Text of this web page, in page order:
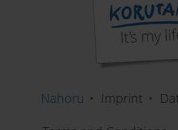
Nahoru Imprint